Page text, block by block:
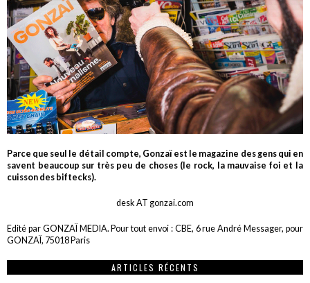
Parce que seul le détail compte, Gonzaï est le magazine des gens qui en
savent beaucoup sur très peu de choses (le rock, la mauvaise foi et la
cuisson des biftecks).
desk AT gonzai.com
Edité par GONZAÏ MEDIA. Pour tout envoi : CBE, 6 rue André Messager, pour
GONZAÏ, 75018 Paris
ARTICLES RÉCENTS